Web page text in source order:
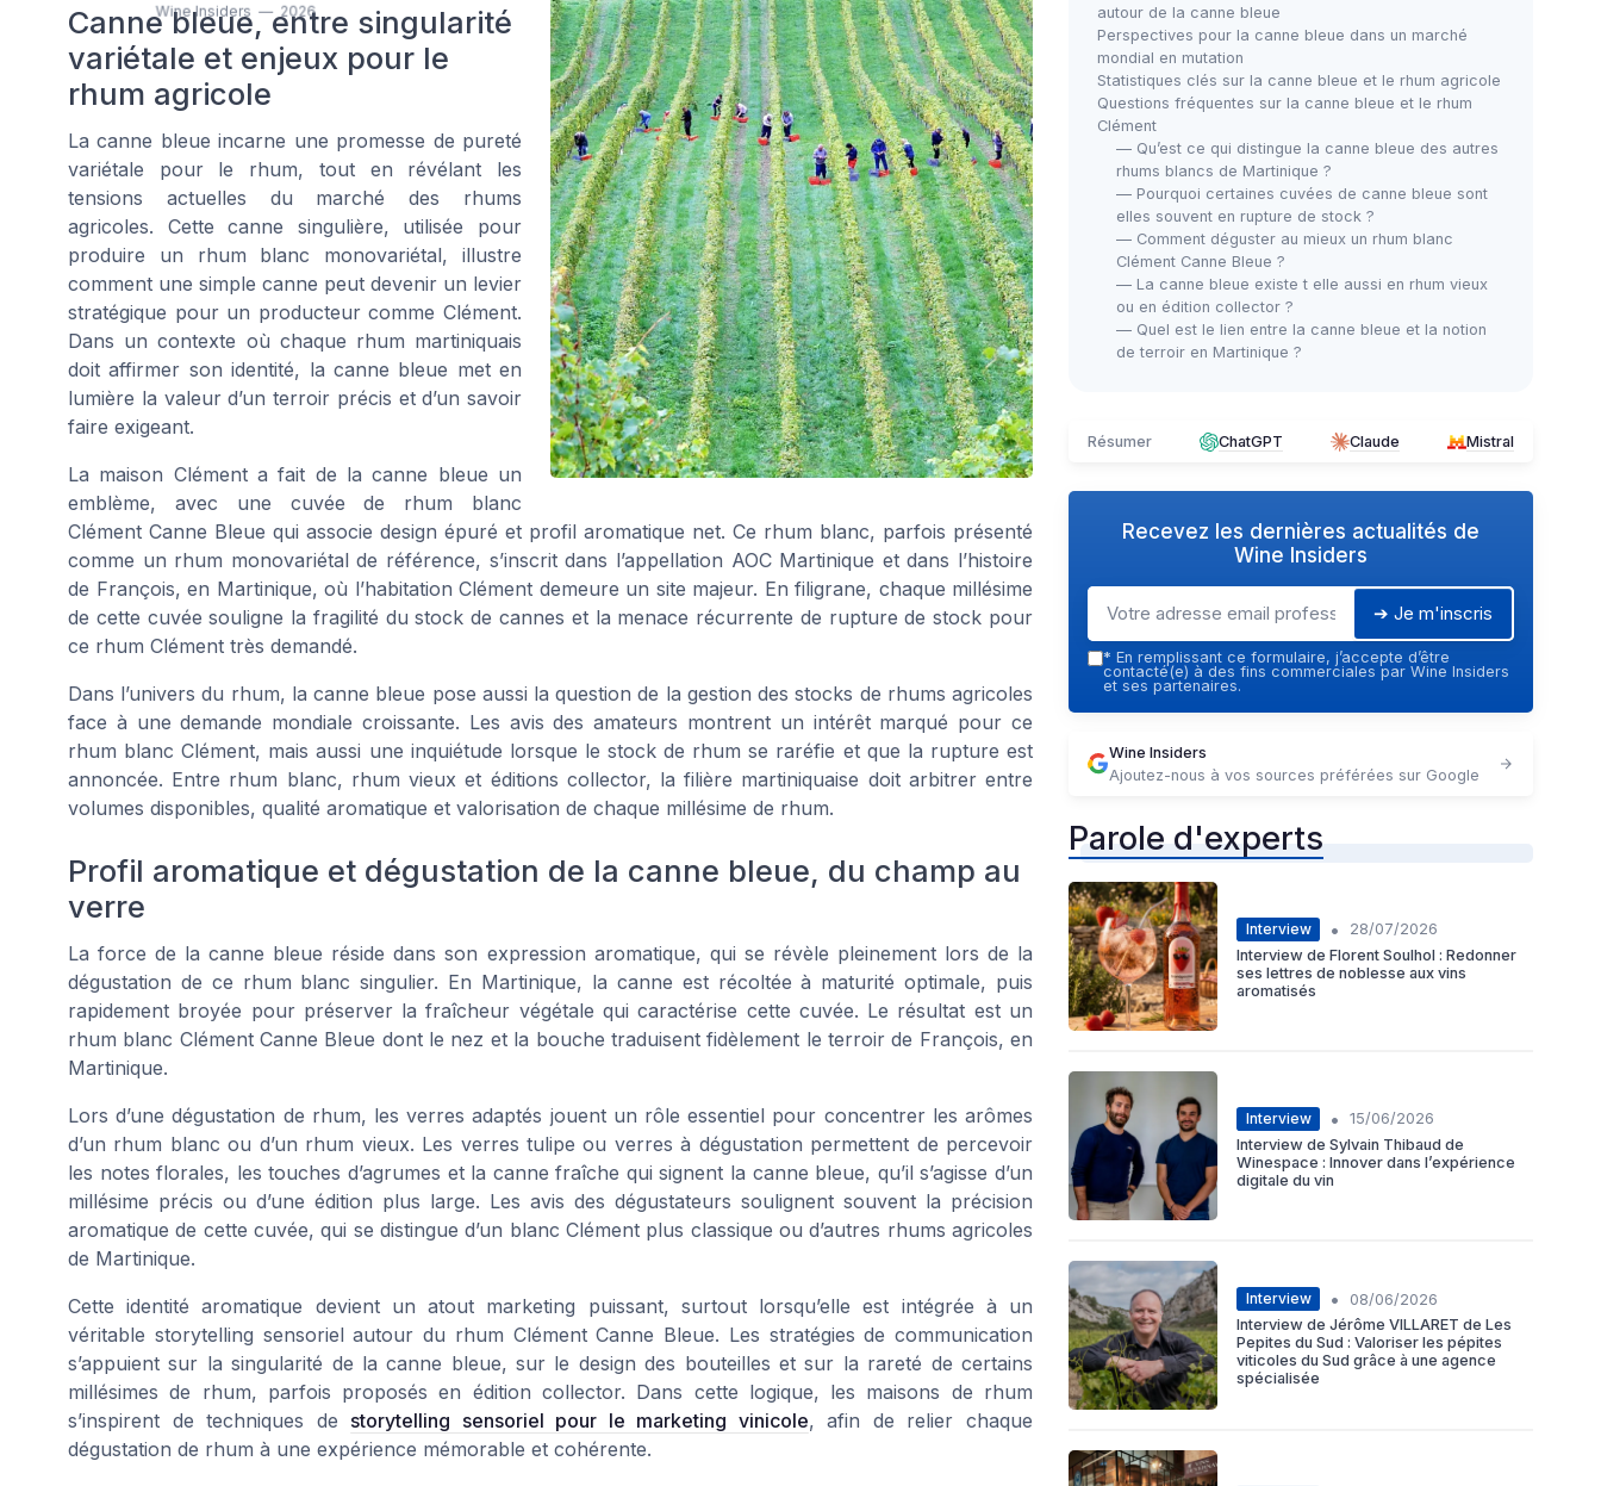
Wine Insiders — 2026
Canne bleue, entre singularité
variétale et enjeux pour le
rhum agricole
La canne bleue incarne une promesse de pureté
variétale pour le rhum, tout en révélant les
tensions actuelles du marché des rhums
agricoles. Cette canne singulière, utilisée pour
produire un rhum blanc monovariétal, illustre
comment une simple canne peut devenir un levier
stratégique pour un producteur comme Clément.
Dans un contexte où chaque rhum martiniquais
doit affirmer son identité, la canne bleue met en
lumière la valeur d’un terroir précis et d’un savoir
faire exigeant.
La maison Clément a fait de la canne bleue un
emblème, avec une cuvée de rhum blanc
Clément Canne Bleue qui associe design épuré et profil aromatique net. Ce rhum blanc, parfois présenté
comme un rhum monovariétal de référence, s’inscrit dans l’appellation AOC Martinique et dans l’histoire
de François, en Martinique, où l’habitation Clément demeure un site majeur. En filigrane, chaque millésime
de cette cuvée souligne la fragilité du stock de cannes et la menace récurrente de rupture de stock pour
ce rhum Clément très demandé.
Dans l’univers du rhum, la canne bleue pose aussi la question de la gestion des stocks de rhums agricoles
face à une demande mondiale croissante. Les avis des amateurs montrent un intérêt marqué pour ce
rhum blanc Clément, mais aussi une inquiétude lorsque le stock de rhum se raréfie et que la rupture est
annoncée. Entre rhum blanc, rhum vieux et éditions collector, la filière martiniquaise doit arbitrer entre
volumes disponibles, qualité aromatique et valorisation de chaque millésime de rhum.
Profil aromatique et dégustation de la canne bleue, du champ au
verre
La force de la canne bleue réside dans son expression aromatique, qui se révèle pleinement lors de la
dégustation de ce rhum blanc singulier. En Martinique, la canne est récoltée à maturité optimale, puis
rapidement broyée pour préserver la fraîcheur végétale qui caractérise cette cuvée. Le résultat est un
rhum blanc Clément Canne Bleue dont le nez et la bouche traduisent fidèlement le terroir de François, en
Martinique.
Lors d’une dégustation de rhum, les verres adaptés jouent un rôle essentiel pour concentrer les arômes
d’un rhum blanc ou d’un rhum vieux. Les verres tulipe ou verres à dégustation permettent de percevoir
les notes florales, les touches d’agrumes et la canne fraîche qui signent la canne bleue, qu’il s’agisse d’un
millésime précis ou d’une édition plus large. Les avis des dégustateurs soulignent souvent la précision
aromatique de cette cuvée, qui se distingue d’un blanc Clément plus classique ou d’autres rhums agricoles
de Martinique.
Cette identité aromatique devient un atout marketing puissant, surtout lorsqu’elle est intégrée à un
véritable storytelling sensoriel autour du rhum Clément Canne Bleue. Les stratégies de communication
s’appuient sur la singularité de la canne bleue, sur le design des bouteilles et sur la rareté de certains
millésimes de rhum, parfois proposés en édition collector. Dans cette logique, les maisons de rhum
s’inspirent de techniques de storytelling sensoriel pour le marketing vinicole, afin de relier chaque
dégustation de rhum à une expérience mémorable et cohérente.
autour de la canne bleue
Perspectives pour la canne bleue dans un marché
mondial en mutation
Statistiques clés sur la canne bleue et le rhum agricole
Questions fréquentes sur la canne bleue et le rhum
Clément
— Qu’est ce qui distingue la canne bleue des autres
rhums blancs de Martinique ?
— Pourquoi certaines cuvées de canne bleue sont
elles souvent en rupture de stock ?
— Comment déguster au mieux un rhum blanc
Clément Canne Bleue ?
— La canne bleue existe t elle aussi en rhum vieux
ou en édition collector ?
— Quel est le lien entre la canne bleue et la notion
de terroir en Martinique ?
Résumer ChatGPT Claude Mistral
Recevez les dernières actualités de
Wine Insiders
➔ Je m'inscris
* En remplissant ce formulaire, j’accepte d’être
contacté(e) à des fins commerciales par Wine Insiders
et ses partenaires.
Wine Insiders
Ajoutez-nous à vos sources préférées sur Google
Parole d'experts
Interview •
28/07/2026
Interview de Florent Soulhol : Redonner
ses lettres de noblesse aux vins
aromatisés
Interview •
15/06/2026
Interview de Sylvain Thibaud de
Winespace : Innover dans l’expérience
digitale du vin
Interview •
08/06/2026
Interview de Jérôme VILLARET de Les
Pepites du Sud : Valoriser les pépites
viticoles du Sud grâce à une agence
spécialisée